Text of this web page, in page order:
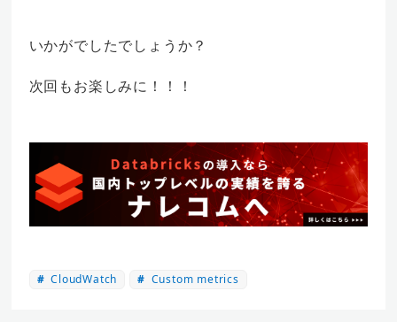
いかがでしたでしょうか？
次回もお楽しみに！！！
CloudWatch Custom metrics